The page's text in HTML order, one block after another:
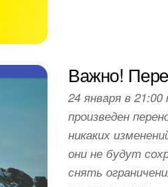
Важно!
24 января в
произведен
никаких
они не будут
снять